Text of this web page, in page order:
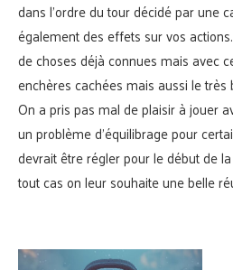
dans l’ordre du tour décidé par une
également des effets sur vos
de choses déjà connues mais avec
enchères cachées mais aussi le
On a pris pas mal de plaisir à jouer
un problème d’équilibrage pour
devrait être régler pour le début de
tout cas on leur souhaite une belle